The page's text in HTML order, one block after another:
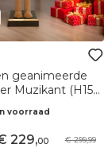
geanimeerde
Muzikant (H154
voorraad
229,00 299,99